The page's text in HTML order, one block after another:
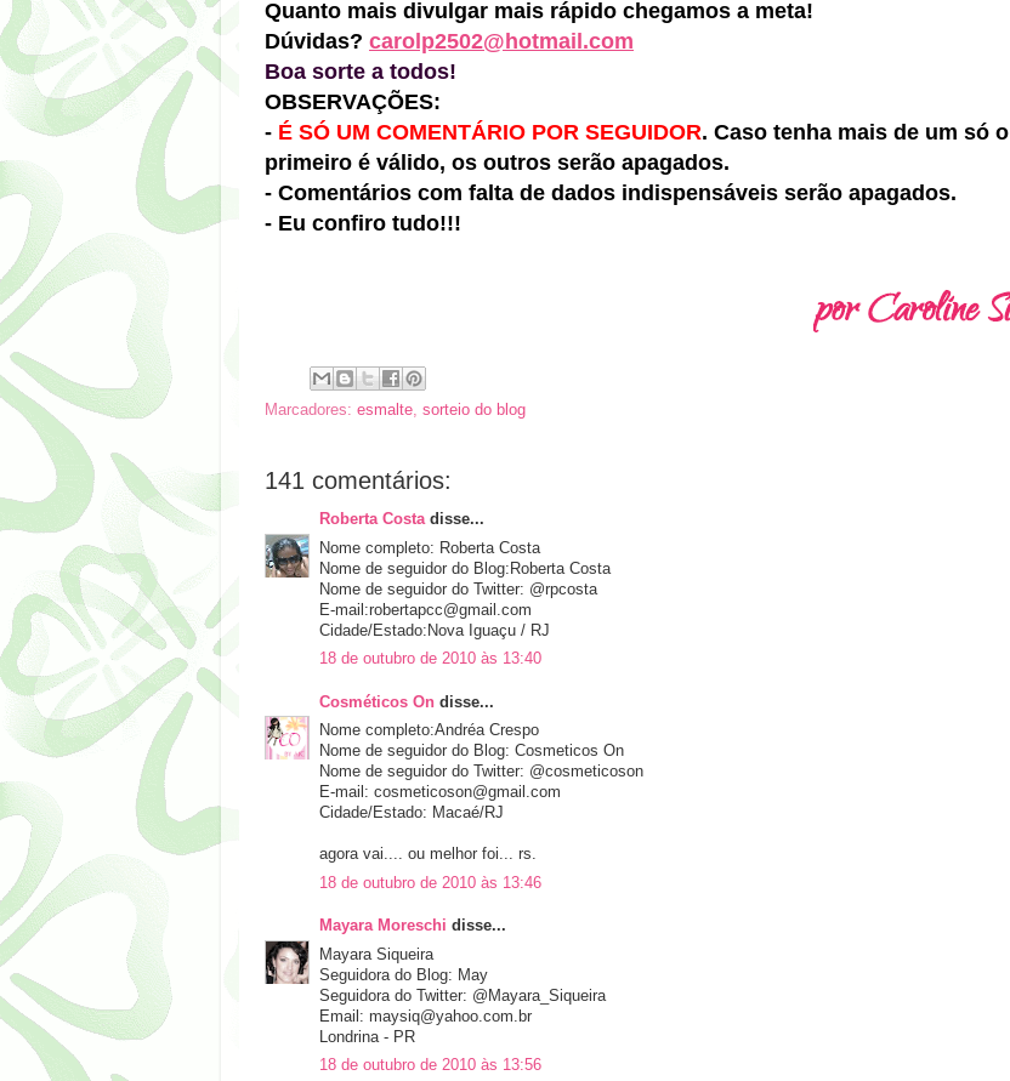
Quanto mais divulgar mais rápido chegamos a meta!
Dúvidas? carolp2502@hotmail.com
Boa sorte a todos!
OBSERVAÇÕES:
- É SÓ UM COMENTÁRIO POR SEGUIDOR. Caso tenha mais de um só o
primeiro é válido, os outros serão apagados.
- Comentários com falta de dados indispensáveis serão apagados.
- Eu confiro tudo!!!
Marcadores: esmalte, sorteio do blog
141 comentários:
Roberta Costadisse...
Nome completo: Roberta Costa
Nome de seguidor do Blog:Roberta Costa
Nome de seguidor do Twitter: @rpcosta
E-mail:robertapcc@gmail.com
Cidade/Estado:Nova Iguaçu / RJ
18 de outubro de 2010 às 13:40
Cosméticos On disse...
Nome completo:Andréa Crespo
Nome de seguidor do Blog: Cosmeticos On
Nome de seguidor do Twitter: @cosmeticoson
E-mail: cosmeticoson@gmail.com
Cidade/Estado: Macaé/RJ
agora vai.... ou melhor foi... rs.
18 de outubro de 2010 às 13:46
Mayara Moreschi disse...
Mayara Siqueira
Seguidora do Blog: May
Seguidora do Twitter: @Mayara_Siqueira
Email: maysiq@yahoo.com.br
Londrina - PR
18 de outubro de 2010 às 13:56